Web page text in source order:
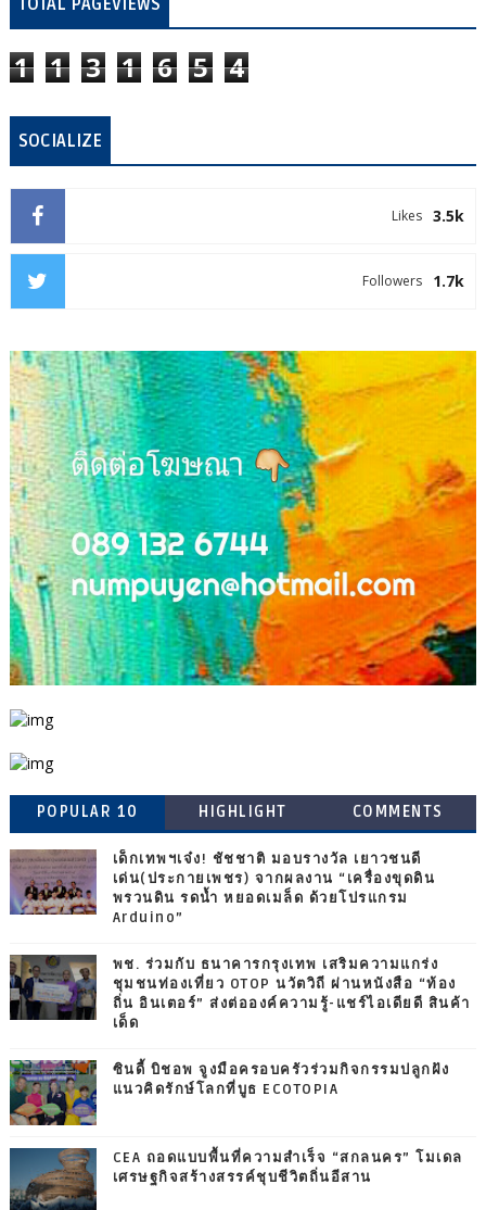
TOTAL PAGEVIEWS
1 1 3 1 6 5 4
SOCIALIZE
3.5k
Likes
1.7k
Followers
POPULAR 10 HIGHLIGHT COMMENTS
เด็กเทพฯเจ๋ง! ชัชชาติ มอบรางวัล เยาวชนดี
เด่น(ประกายเพชร) จากผลงาน “เครื่องขุดดิน
พรวนดิน รดน้ำ หยอดเมล็ด ด้วยโปรแกรม
Arduino”
พช. ร่วมกับ ธนาคารกรุงเทพ เสริมความแกร่ง
ชุมชนท่องเที่ยว OTOP นวัตวิถี ผ่านหนังสือ “ท้อง
ถิ่น อินเตอร์” ส่งต่อองค์ความรู้-แชร์ไอเดียดี สินค้า
เด็ด
ซินดี้ บิชอพ จูงมือครอบครัวร่วมกิจกรรมปลูกฝัง
แนวคิดรักษ์โลกที่บูธ ECOTOPIA
CEA ถอดแบบพื้นที่ความสำเร็จ “สกลนคร” โมเดล
เศรษฐกิจสร้างสรรค์ชุบชีวิตถิ่นอีสาน